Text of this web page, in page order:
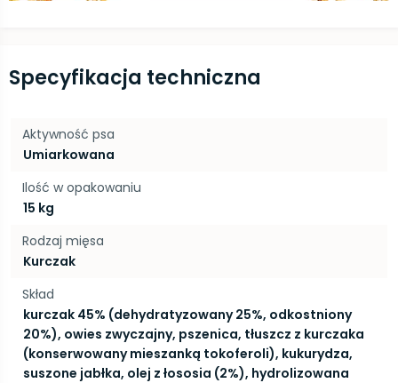
Specyfikacja techniczna
Aktywność psa
Umiarkowana
Ilość w opakowaniu
15 kg
Rodzaj mięsa
Kurczak
Skład
kurczak 45% (dehydratyzowany 25%, odkostniony
20%), owies zwyczajny, pszenica, tłuszcz z kurczaka
(konserwowany mieszanką tokoferoli), kukurydza,
suszone jabłka, olej z łososia (2%), hydrolizowana